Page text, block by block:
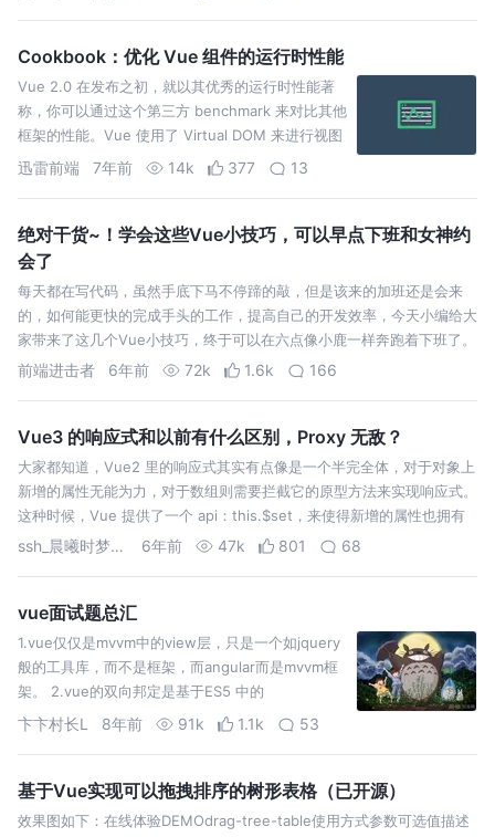
Cookbook：优化 Vue 组件的运行时性能
Vue 2.0 在发布之初，就以其优秀的运行时性能著
称，你可以通过这个第三方 benchmark 来对比其他
框架的性能。Vue 使用了 Virtual DOM 来进行视图
渲染，当数据变化时，Vue 会对比前后两棵组件
迅雷前端 7年前 14k 377 13
绝对干货~！学会这些Vue小技巧，可以早点下班和女神约
会了
每天都在写代码，虽然手底下马不停蹄的敲，但是该来的加班还是会来
的，如何能更快的完成手头的工作，提高自己的开发效率，今天小编给大
家带来了这几个Vue小技巧，终于可以在六点像小鹿一样奔跑着下班了。
先赞后看，艳遇不断，哈哈哈哈 前几天产品经理给我甩过来一份管理系
前端进击者 6年前 72k 1.6k 166
Vue3 的响应式和以前有什么区别，Proxy 无敌？
大家都知道，Vue2 里的响应式其实有点像是一个半完全体，对于对象上
新增的属性无能为力，对于数组则需要拦截它的原型方法来实现响应式。
这种时候，Vue 提供了一个 api：this.$set，来使得新增的属性也拥有
响应式的效果。 但是对于很多新手来说，很多时候需要小心翼翼的去
ssh_晨曦时梦见兮 6年前 47k 801 68
vue面试题总汇
1.vue仅仅是mvvm中的view层，只是一个如jquery
般的工具库，而不是框架，而angular而是mvvm框
架。 2.vue的双向邦定是基于ES5 中的
3.getter/setter来实现的，而angular而是由自己实
卞卞村长L 8年前 91k 1.1k 53
基于Vue实现可以拖拽排序的树形表格（已开源）
效果图如下：在线体验DEMOdrag-tree-table使用方式参数可选值描述